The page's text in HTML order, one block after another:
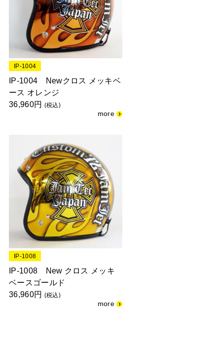
IP-1004
IP-1004 Newクロス メッキベ
ース オレンジ
36,960円 (税込)
IP-1008
IP-1008 New クロス メッキ
ベースゴールド
36,960円 (税込)